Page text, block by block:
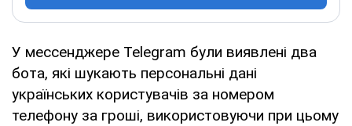
У мессенджере Telegram були виявлені два
бота, які шукають персональні дані
українських користувачів за номером
телефону за гроші, використовуючи при цьому